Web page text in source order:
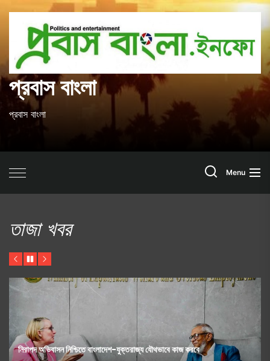
content
প্রবাস বাংলা
প্রবাস বাংলা
SearchMenu
তাজা খবর
Previous
PauseNext
নিরাপদ অভিবাসন নিশ্চিতে বাংলাদেশ-যুক্তরাজ্য যৌথভাবে কাজ করবে